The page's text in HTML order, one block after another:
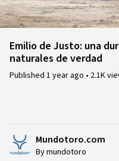
Emilio de Justo: una
naturales de verdad
Published 1 year ago • 2.1K
Mundotoro.com
By mundotoro